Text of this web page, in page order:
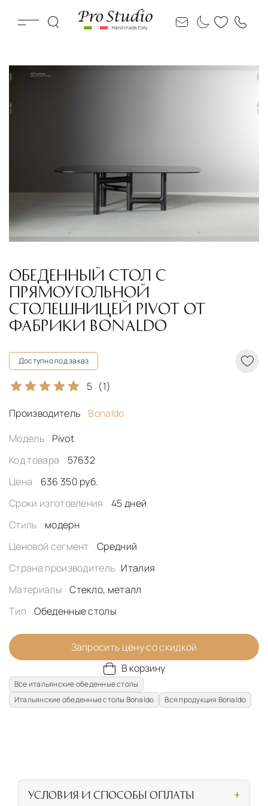
ОБЕДЕННЫЙ СТОЛ С
ПРЯМОУГОЛЬНОЙ
СТОЛЕШНИЦЕЙ PIVOT ОТ
ФАБРИКИ BONALDO
Доступно под заказ
5 (1)
Производитель
Bonaldo
Модель
Pivot
Код товара
57632
Цена
636 350 руб.
Сроки изготовления
45 дней
Стиль
модерн
Ценовой сегмент
Средний
Страна производитель Италия
Материалы
Стекло, металл
Тип
Обеденные столы
Запросить цену со скидкой
В корзину
Все итальянские обеденные столы
Итальянские обеденные столы Bonaldo
Вся продукция Bonaldo
УСЛОВИЯ И СПОСОБЫ ОПЛАТЫ